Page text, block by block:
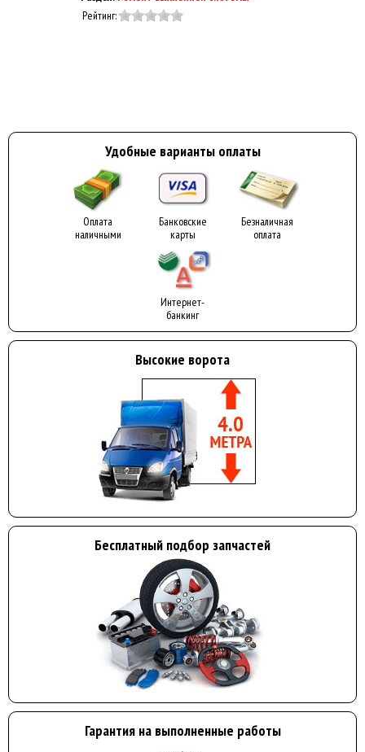
Рейтинг:
Удобные варианты оплаты
Оплата
наличными
Банковские
карты
Безналичная
оплата
Интернет-
банкинг
Высокие ворота
Бесплатный подбор запчастей
Гарантия на выполненные работы